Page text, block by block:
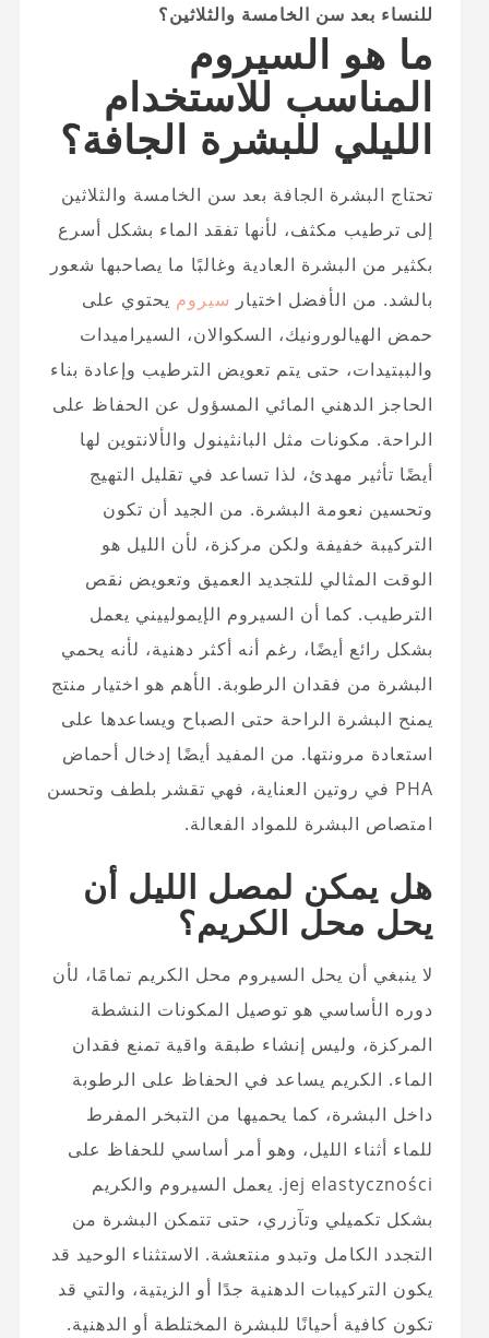
للنساء بعد سن الخامسة والثلاثين؟
ما هو السيروم
المناسب للاستخدام
الليلي للبشرة الجافة؟
تحتاج البشرة الجافة بعد سن الخامسة والثلاثين
إلى ترطيب مكثف، لأنها تفقد الماء بشكل أسرع
بكثير من البشرة العادية وغالبًا ما يصاحبها شعور
بالشد. من الأفضل اختيار سيروم يحتوي على
حمض الهيالورونيك، السكوالان، السيراميدات
والببتيدات، حتى يتم تعويض الترطيب وإعادة بناء
الحاجز الدهني المائي المسؤول عن الحفاظ على
الراحة. مكونات مثل البانثينول والألانتوين لها
أيضًا تأثير مهدئ، لذا تساعد في تقليل التهيج
وتحسين نعومة البشرة. من الجيد أن تكون
التركيبة خفيفة ولكن مركزة، لأن الليل هو
الوقت المثالي للتجديد العميق وتعويض نقص
الترطيب. كما أن السيروم الإيمولييني يعمل
بشكل رائع أيضًا، رغم أنه أكثر دهنية، لأنه يحمي
البشرة من فقدان الرطوبة. الأهم هو اختيار منتج
يمنح البشرة الراحة حتى الصباح ويساعدها على
استعادة مرونتها. من المفيد أيضًا إدخال أحماض
PHA في روتين العناية، فهي تقشر بلطف وتحسن
امتصاص البشرة للمواد الفعالة.
هل يمكن لمصل الليل أن
يحل محل الكريم؟
لا ينبغي أن يحل السيروم محل الكريم تمامًا، لأن
دوره الأساسي هو توصيل المكونات النشطة
المركزة، وليس إنشاء طبقة واقية تمنع فقدان
الماء. الكريم يساعد في الحفاظ على الرطوبة
داخل البشرة، كما يحميها من التبخر المفرط
للماء أثناء الليل، وهو أمر أساسي للحفاظ على
jej elastyczności. يعمل السيروم والكريم
بشكل تكميلي وتآزري، حتى تتمكن البشرة من
التجدد الكامل وتبدو منتعشة. الاستثناء الوحيد قد
يكون التركيبات الدهنية جدًا أو الزيتية، والتي قد
تكون كافية أحيانًا للبشرة المختلطة أو الدهنية.